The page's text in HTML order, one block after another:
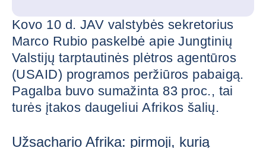
Kovo 10 d. JAV valstybės sekretorius
Marco Rubio paskelbė apie Jungtinių
Valstijų tarptautinės plėtros agentūros
(USAID) programos peržiūros pabaigą.
Pagalba buvo sumažinta 83 proc., tai
turės įtakos daugeliui Afrikos šalių.
Užsachario Afrika: pirmoji, kurią